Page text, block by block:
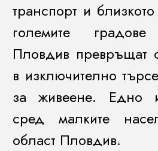
транспорт и
големите
Пловдив превръщат
в изключително
за живеене. Едно
сред малките
област Пловдив.